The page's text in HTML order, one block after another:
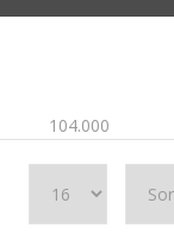
104.000